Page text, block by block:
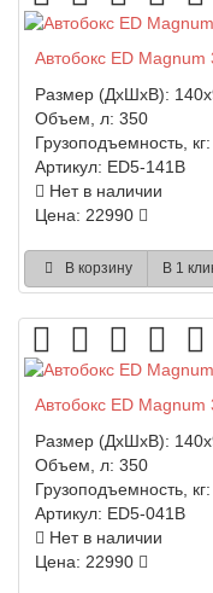
Автобокс ED
Размер (ДхШхВ):
Объем, л: 350
Грузоподъемность, кг:
Артикул: ED5-141B
Нет в наличии
Цена: 22990
В корзину В 1
Автобокс ED
Размер (ДхШхВ):
Объем, л: 350
Грузоподъемность, кг:
Артикул: ED5-041B
Нет в наличии
Цена: 22990